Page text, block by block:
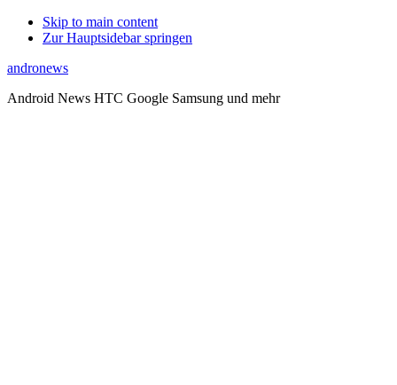
Skip to main content
Zur Hauptsidebar springen
andronews
Android News HTC Google Samsung und mehr